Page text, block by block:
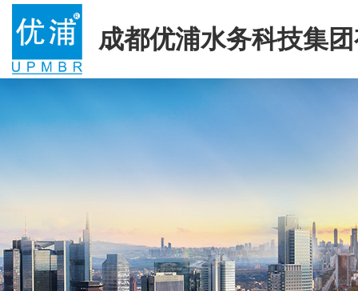
成都优浦水务科技集
司